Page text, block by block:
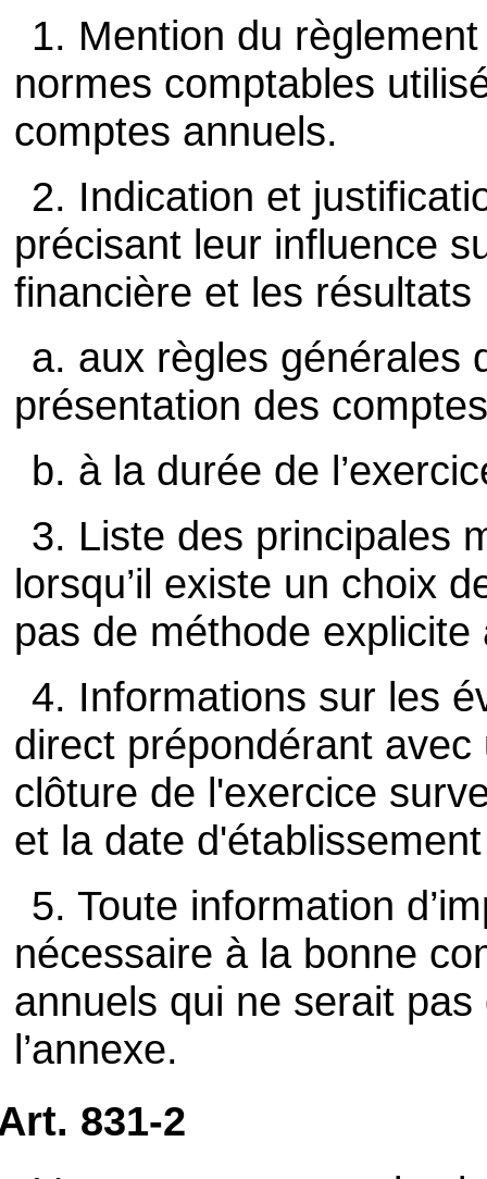
1. Mention du
normes comptables
comptes annuels.
2. Indication et
précisant leur influence
financière et les résultats
a. aux règles générales
présentation des
b. à la durée de
3. Liste des principales
lorsqu’il existe un choix
pas de méthode
4. Informations sur les
direct prépondérant
clôture de l'exercice
et la date
5. Toute information
nécessaire à la bonne
annuels qui ne serait
l’annexe.
831-2